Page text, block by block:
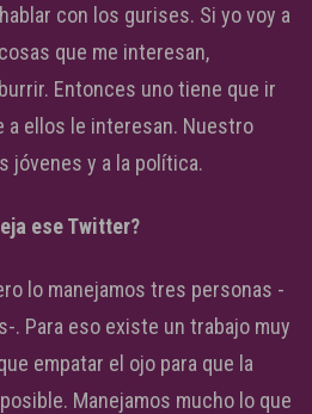
con los gurises. Si yo voy a
que me interesan,
Entonces uno tiene que ir
a ellos le interesan. Nuestro
jóvenes y a la política.
ese Twitter?
lo manejamos tres personas -
. Para eso existe un trabajo muy
empatar el ojo para que la
Manejamos mucho lo que